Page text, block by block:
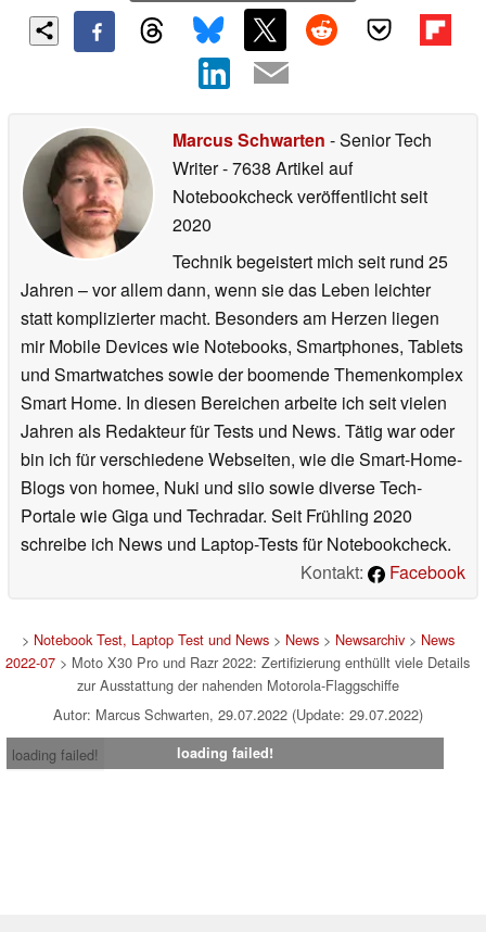
Marcus Schwarten - Senior Tech
Writer- 7638 Artikel auf
Notebookcheck veröffentlichtseit
2020
Technik begeistert mich seit rund 25
Jahren – vor allem dann, wenn sie das Leben leichter
statt komplizierter macht. Besonders am Herzen liegen
mir Mobile Devices wie Notebooks, Smartphones, Tablets
und Smartwatches sowie der boomende Themenkomplex
Smart Home. In diesen Bereichen arbeite ich seit vielen
Jahren als Redakteur für Tests und News. Tätig war oder
bin ich für verschiedene Webseiten, wie die Smart-Home-
Blogs von homee, Nuki und siio sowie diverse Tech-
Portale wie Giga und Techradar. Seit Frühling 2020
schreibe ich News und Laptop-Tests für Notebookcheck.
Kontakt:
Facebook
> Notebook Test, Laptop Test und News> News> Newsarchiv> News
2022-07 > Moto X30 Pro und Razr 2022: Zertifizierung enthüllt viele Details
zur Ausstattung der nahenden Motorola-Flaggschiffe
Autor: Marcus Schwarten, 29.07.2022 (Update: 29.07.2022)
loading failed!
loading failed!